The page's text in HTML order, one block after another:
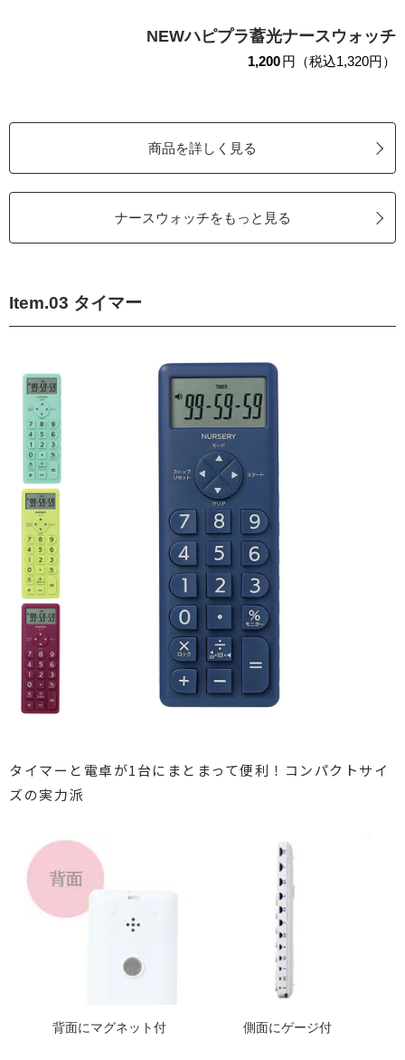
NEWハピプラ蓄光ナースウォッチ
1,200円（税込1,320円）
商品を詳しく見る
ナースウォッチをもっと見る
Item.03 タイマー
タイマーと電卓が1台にまとまって便利！ コンパクトサイ
ズの実力派
背面にマグネット付 側面にゲージ付